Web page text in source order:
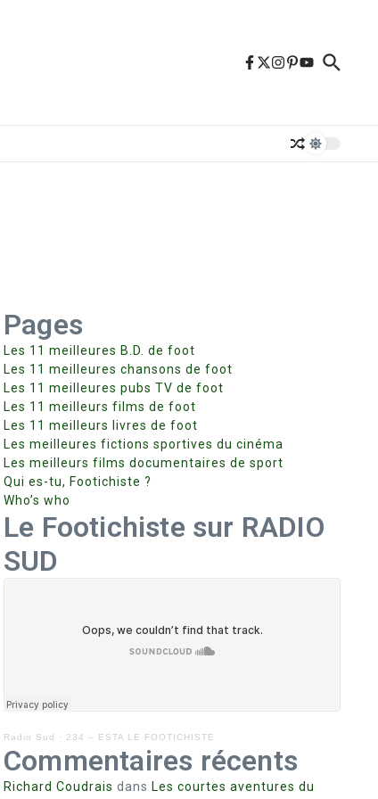
Pages
Les 11 meilleures B.D. de foot
Les 11 meilleures chansons de foot
Les 11 meilleures pubs TV de foot
Les 11 meilleurs films de foot
Les 11 meilleurs livres de foot
Les meilleures fictions sportives du cinéma
Les meilleurs films documentaires de sport
Qui es-tu, Footichiste ?
Who’s who
Le Footichiste sur RADIO
SUD
Radio Sud · 234 – ESTA LE FOOTICHISTE
Commentaires récents
Richard Coudrais dans Les courtes aventures du